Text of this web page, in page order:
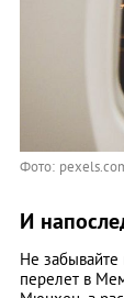
Фото:
И
Не забывайте
перелет в